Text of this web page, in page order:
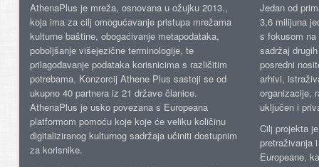
AthenaPlus je mreža, osnovana u ožujku 2013.,
koja ima za cilj omogućavanje pristupa mrežama
kulturne baštine, obogaćivanje metapodataka,
poboljšanje višejezične terminologije, te
prilagođavanje podataka korisnicima s različitim
potrebama. Konzorcij Athene Plus sastoji se od
ukupno 40 partnera iz 21 države članice.
AthenaPlus je usko povezana s Europeana
platformom pomoću koje koje će veliku količinu
digitaliziranog kulturnog sadržaja učiniti dostupnim
za korisnike.
Jedan od
3,6 milijuna
s fokusom
sadržaj
posredni
arhivi,
organizacije,
uključen i
Cilj projekta
pretraživanja
Europeane,